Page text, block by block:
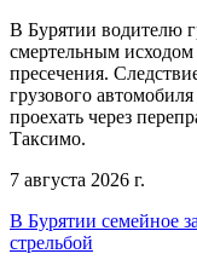
В Бурятии водителю
смертельным
пресечения.
грузового
проехать через
Таксимо.
7 августа 2026 г.
В Бурятии семейное
стрельбой